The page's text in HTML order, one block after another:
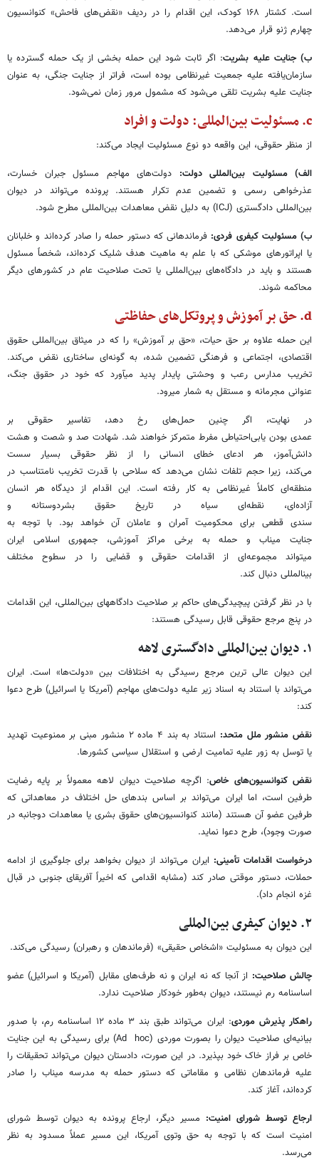
است. کشتار ۱۶۸ کودک، این اقدام را در ردیف «نقض‌های فاحش» کنوانسیون
چهارم ژنو قرار می‌دهد.
ب) جنایت علیه بشریت: اگر ثابت شود این حمله بخشی از یک حمله گسترده یا
سازمان‌یافته علیه جمعیت غیرنظامی بوده است، فراتر از جنایت جنگی، به عنوان
جنایت علیه بشریت تلقی می‌شود که مشمول مرور زمان نمی‌شود.
c. مسئولیت بین‌المللی: دولت و افراد
از منظر حقوقی، این واقعه دو نوع مسئولیت ایجاد می‌کند:
الف) مسئولیت بین‌المللی دولت: دولت‌های مهاجم مسئول جبران خسارت،
عذرخواهی رسمی و تضمین عدم تکرار هستند. پرونده می‌تواند در دیوان
بین‌المللی دادگستری (ICJ) به دلیل نقض معاهدات بین‌المللی مطرح شود.
ب) مسئولیت کیفری فردی: فرماندهانی که دستور حمله را صادر کرده‌اند و خلبانان
یا اپراتورهای موشکی که با علم به ماهیت هدف شلیک کرده‌اند، شخصاً مسئول
هستند و باید در دادگاه‌های بین‌المللی یا تحت صلاحیت عام در کشورهای دیگر
محاکمه شوند.
d. حق بر آموزش و پروتکل‌های حفاظتی
این حمله علاوه بر حق حیات، «حق بر آموزش» را که در میثاق بین‌المللی حقوق
اقتصادی، اجتماعی و فرهنگی تضمین شده، به گونه‌ای ساختاری نقض می‌کند.
تخریب مدارس رعب و وحشتی پایدار پدید میآورد که خود در حقوق جنگ،
عنوانی مجرمانه و مستقل به شمار میرود.
در نهایت، اگر چنین حمل‌های رخ دهد، تفاسیر حقوقی بر
عمدی بودن یابی‌احتیاطی مفرط متمرکز خواهند شد. شهادت صد و شصت و هشت
دانش‌آموز، هر ادعای خطای انسانی را از نظر حقوقی بسیار سست
می‌کند، زیرا حجم تلفات نشان می‌دهد که سلاحی با قدرت تخریب نامتناسب در
منطقه‌ای کاملاً غیرنظامی به کار رفته است. این اقدام از دیدگاه هر انسان
آزاده‌ای، نقطه‌ای سیاه در تاریخ حقوق بشردوستانه و
سندی قطعی برای محکومیت آمران و عاملان آن خواهد بود. با توجه به
جنایت میناب و حمله به برخی مراکز آموزشی، جمهوری اسلامی ایران
میتواند مجموعه‌ای از اقدامات حقوقی و قضایی را در سطوح مختلف
بینالمللی دنبال کند.
با در نظر گرفتن پیچیدگی‌های حاکم بر صلاحیت دادگاههای بین‌المللی، این اقدامات
در پنج مرجع حقوقی قابل رسیدگی هستند:
۱. دیوان بین‌المللی دادگستری لاهه
این دیوان عالی ترین مرجع رسیدگی به اختلافات بین «دولت‌ها» است. ایران
می‌تواند با استناد به اسناد زیر علیه دولت‌های مهاجم (آمریکا یا اسرائیل) طرح دعوا
کند:
نقض منشور ملل متحد:
استناد به بند ۴ ماده ۲ منشور مبنی بر ممنوعیت تهدید
یا توسل به زور علیه تمامیت ارضی و استقلال سیاسی کشورها.
نقض کنوانسیون‌های خاص: اگرچه صلاحیت دیوان لاهه معمولاً بر پایه رضایت
طرفین است، اما ایران می‌تواند بر اساس بندهای حل اختلاف در معاهداتی که
طرفین عضو آن هستند (مانند کنوانسیون‌های حقوق بشری یا معاهدات دوجانبه در
صورت وجود)، طرح دعوا نماید.
درخواست اقدامات تأمینی: ایران می‌تواند از دیوان بخواهد برای جلوگیری از ادامه
حملات، دستور موقتی صادر کند (مشابه اقدامی که اخیراً آفریقای جنوبی در قبال
غزه انجام داد).
۲. دیوان کیفری بین‌المللی
این دیوان به مسئولیت «اشخاص حقیقی» (فرماندهان و رهبران) رسیدگی می‌کند.
چالش صلاحیت: از آنجا که نه ایران و نه طرف‌های مقابل (آمریکا و اسرائیل) عضو
اساسنامه رم نیستند، دیوان به‌طور خودکار صلاحیت ندارد.
راهکار پذیرش موردی
: ایران می‌تواند طبق بند ۳ ماده ۱۲ اساسنامه رم، با صدور
بیانیه‌ای صلاحیت دیوان را بصورت موردی (Ad hoc) برای رسیدگی به این جنایت
خاص بر فراز خاک خود بپذیرد. در این صورت، دادستان دیوان می‌تواند تحقیقات را
علیه فرماندهان نظامی و مقاماتی که دستور حمله به مدرسه میناب را صادر
کرده‌اند، آغاز کند.
ارجاع توسط شورای امنیت: مسیر دیگر، ارجاع پرونده به دیوان توسط شورای
امنیت است که با توجه به حق وتوی آمریکا، این مسیر عملاً مسدود به نظر
می‌رسد.